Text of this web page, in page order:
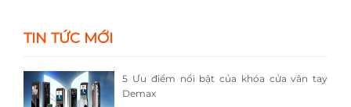
TIN TỨC MỚI
5 Ưu điểm nổi bật của khóa cửa vân tay
Demax